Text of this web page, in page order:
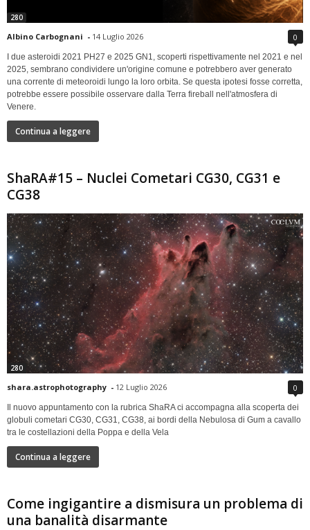
280
Albino Carbognani - 14 Luglio 2026 0
I due asteroidi 2021 PH27 e 2025 GN1, scoperti rispettivamente nel 2021 e nel
2025, sembrano condividere un'origine comune e potrebbero aver generato
una corrente di meteoroidi lungo la loro orbita. Se questa ipotesi fosse corretta,
potrebbe essere possibile osservare dalla Terra fireball nell'atmosfera di
Venere.
Continua a leggere
ShaRA#15 – Nuclei Cometari CG30, CG31 e
CG38
280
shara.astrophotography - 12 Luglio 2026 0
Il nuovo appuntamento con la rubrica ShaRA ci accompagna alla scoperta dei
globuli cometari CG30, CG31, CG38, ai bordi della Nebulosa di Gum a cavallo
tra le costellazioni della Poppa e della Vela
Continua a leggere
Come ingigantire a dismisura un problema di
una banalità disarmante